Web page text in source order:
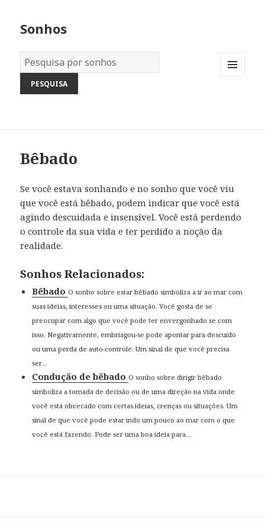
Sonhos
Dicionário
dos
Sonhos:
Bêbado
Se você estava sonhando e no sonho que você viu
que você está bêbado, podem indicar que você está
agindo descuidada e insensível. Você está perdendo
o controle da sua vida e ter perdido a noção da
realidade.
Sonhos Relacionados:
Bêbado O sonho sobre estar bêbado simboliza a ir ao mar com
suas ideias, interesses ou uma situação. Você gosta de se
preocupar com algo que você pode ter envergonhado se com
isso. Negativamente, embriagou-se pode apontar para descuido
ou uma perda de auto-controle. Um sinal de que você precisa
ser...
Condução de bêbado O sonho sobre dirigir bêbado
simboliza a tomada de decisão ou de uma direção na vida onde
você está obcecado com certas ideias, crenças ou situações. Um
sinal de que você pode estar indo um pouco ao mar com o que
você está fazendo. Pode ser uma boa ideia para...